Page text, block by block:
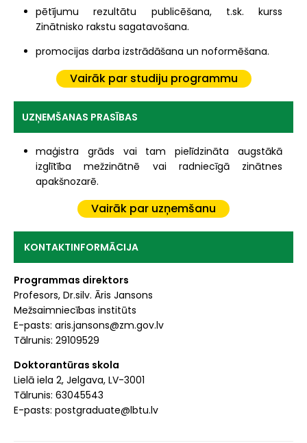
pētījumu rezultātu publicēšana, t.sk. kurss
Zinātnisko rakstu sagatavošana.
promocijas darba izstrādāšana un noformēšana.
Vairāk par studiju programmu
UZŅEMŠANAS PRASĪBAS
maģistra grāds vai tam pielīdzināta augstākā
izglītība mežzinātnē vai radniecīgā zinātnes
apakšnozarē.
Vairāk par uzņemšanu
KONTAKTINFORMĀCIJA
Programmas direktors
Profesors, Dr.silv. Āris Jansons
Mežsaimniecības institūts
E-pasts: aris.jansons@zm.gov.lv
Tālrunis: 29109529
Doktorantūras skola
Lielā iela 2, Jelgava, LV-3001
Tālrunis: 63045543
E-pasts: postgraduate@lbtu.lv